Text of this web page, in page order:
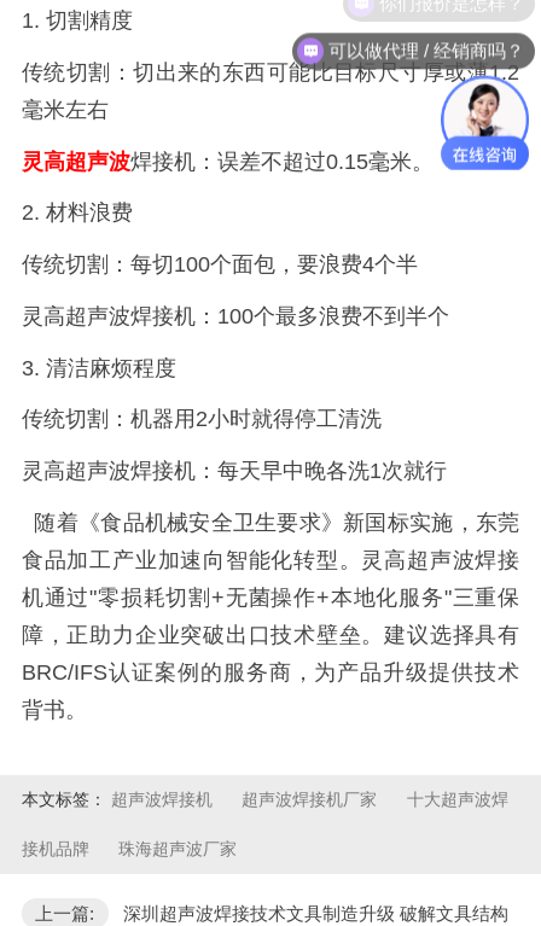
1. 切割精度
传统切割：切出来的东西可能比目标尺寸厚或薄1.2
毫米左右
灵高超声波焊接机：误差不超过0.15毫米。
2. 材料浪费
传统切割：每切 100个面包，要浪费4个半
灵高超声波焊接机： 100个最多浪费不到半个
3. 清洁麻烦程度
传统切割：机器用 2小时就得停工清洗
灵高超声波焊接机：每天早中晚各洗1次就行
随着《食品机械安全卫生要求》新国标实施，东莞
食品加工产业加速向智能化转型。 灵高超声波焊接
机通过"零损耗切割+无菌操作+本地化服务"三重保
障，正助力企业突破出口技术壁垒。建议选择具有
BRC/IFS认证案例的服务商，为产品升级提供技术
背书。
本文标签： 超声波焊接机 超声波焊接机厂家 十大超声波焊
接机品牌 珠海超声波厂家
上一篇:
深圳超声波焊接技术文具制造升级 破解文具结构
可以做代理 / 经销商吗？